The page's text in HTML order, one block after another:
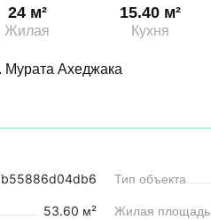
24 м²
Жилая
15.40 м²
Кухня
Мурата Ахеджака
Тип объекта
53.60 м² Жилая площадь